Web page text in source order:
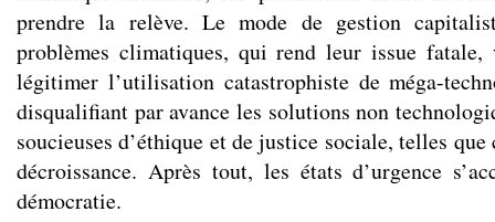
prendre la relève. Le mode de gestion
problèmes climatiques, qui rend leur issue
légitimer l’utilisation catastrophiste de méga-
disqualifiant par avance les solutions non
soucieuses d’éthique et de justice sociale, telles
décroissance. Après tout, les états d’urgence
démocratie.